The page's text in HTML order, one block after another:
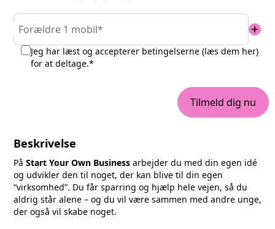
Forældre 1 mobil* add
Jeg har læst og accepterer betingelserne (læs dem her)
for at deltage.*
Tilmeld dig nu
Beskrivelse
På Start Your Own Business arbejder du med din egen idé
og udvikler den til noget, der kan blive til din egen
“virksomhed”. Du får sparring og hjælp hele vejen, så du
aldrig står alene – og du vil være sammen med andre unge,
der også vil skabe noget.